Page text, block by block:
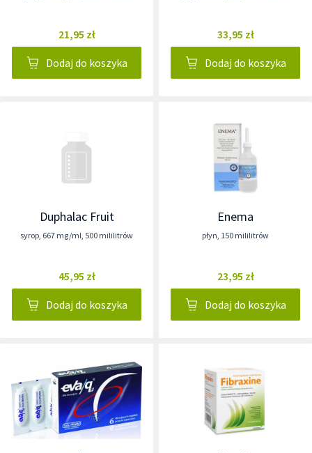
21,95 zł
Dodaj do koszyka
33,95 zł
Dodaj do koszyka
Duphalac Fruit
syrop, 667 mg/ml, 500 mililitrów
45,95 zł
Dodaj do koszyka
Enema
płyn, 150 mililitrów
23,95 zł
Dodaj do koszyka